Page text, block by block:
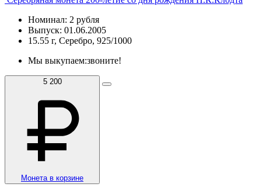
Номинал: 2 рубля
Выпуск: 01.06.2005
15.55 г, Серебро, 925/1000
Мы выкупаем:звоните!
5 200
Монета в корзине